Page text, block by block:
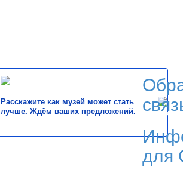
Расскажите как музей может стать
лучше. Ждём ваших предложений.